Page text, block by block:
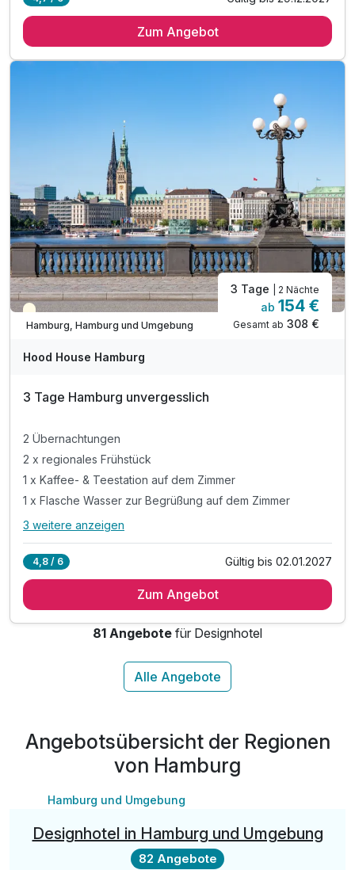
3 x reichhaltiges Frühstück vom Buffet
1 x Flasche Wasser zur Anreise auf dem Zimmer
inkl. Late Check Out bis 13 Uhr nach Verfügbarkeit
inkl. W-LAN Nutzung
Zum Angebot
Teilweise ausgelastet
Hamburg, Hamburg und Umgebung
3 Tage | 2 Nächte
ab 154 €
Gesamt ab 308 €
Hood House Hamburg
3 Tage Hamburg unvergesslich
2 Übernachtungen
2 x regionales Frühstück
1 x Kaffee- & Teestation auf dem Zimmer
1 x Flasche Wasser zur Begrüßung auf dem Zimmer
Alle Inklusivleistungen
2 x regionales Frühstück
1 x Flasche Wasser zur Begrüßung auf dem Zimmer
3 weitere anzeigen
4,8 / 6 Gültig bis 02.01.2027
Zum Angebot
81 Angebote für Designhotel
Angebotsübersicht der Regionen
von Hamburg
Hamburg und Umgebung
Designhotel in Hamburg und Umgebung
82 Angebote